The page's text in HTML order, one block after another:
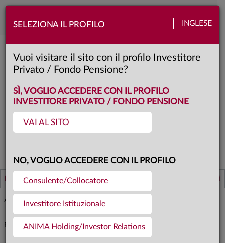
SELEZIONA IL PROFILO INGLESE
Vuoi visitare il sito con il profilo Investitore
Privato / Fondo Pensione?
SÌ, VOGLIO ACCEDERE CON IL PROFILO
INVESTITORE PRIVATO / FONDO PENSIONE
VAI AL SITO
NO, VOGLIO ACCEDERE CON IL PROFILO
Consulente/Collocatore
Investitore Istituzionale
ANIMA Holding/Investor Relations
Toggle
Elenco collocatori
VISUALIZZA I PRODOTTI
Istituto Contatti
Anima Sgr S.p.A.
Banco BPM S.p.A.